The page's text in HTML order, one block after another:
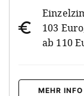
103
ab 110
MEHR INFO